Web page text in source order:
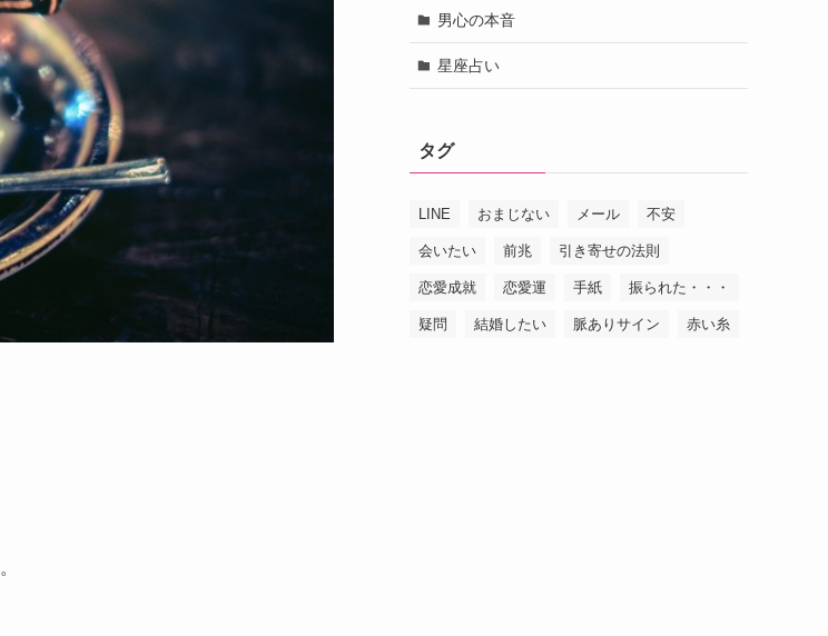
男心の本音
星座占い
タグ
LINE おまじない メール 不安
会いたい 前兆 引き寄せの法則
恋愛成就 恋愛運 手紙 振られた・・・
疑問 結婚したい 脈ありサイン 赤い糸